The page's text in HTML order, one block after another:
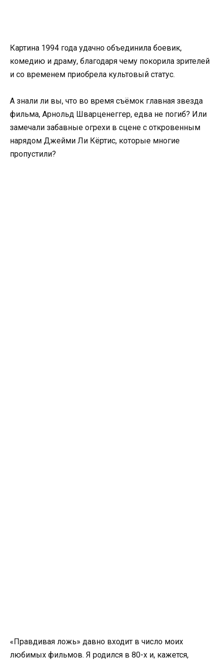
Картина 1994 года удачно объединила боевик,
комедию и драму, благодаря чему покорила зрителей
и со временем приобрела культовый статус.
А знали ли вы, что во время съёмок главная звезда
фильма, Арнольд Шварценеггер, едва не погиб? Или
замечали забавные огрехи в сцене с откровенным
нарядом Джейми Ли Кёртис, которые многие
пропустили?
«Правдивая ложь» давно входит в число моих
любимых фильмов. Я родился в 80-х и, кажется,